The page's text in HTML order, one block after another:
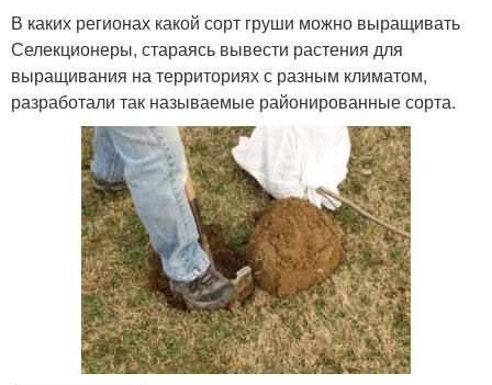
В каких регионах какой сорт груши можно выращивать
Селекционеры, стараясь вывести растения для
выращивания на территориях с разным климатом,
разработали так называемые районированные сорта.